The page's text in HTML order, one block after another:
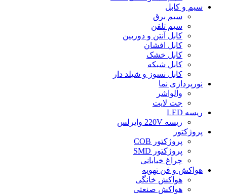
سیم و کابل
سیم برق
سیم تلفن
کابل آنتن و دوربین
کابل افشان
کابل خشک
کابل شبکه
کابل نسوز و شیلد دار
نورپردازی نما
والواشر
جت لایت
ریسه LED
ریسه 220V وایرلس
پروژکتور
پروژکتور COB
پروژکتور SMD
چراغ خیابانی
هواکش و فن تهویه
هواکش خانگی
هواکش صنعتی